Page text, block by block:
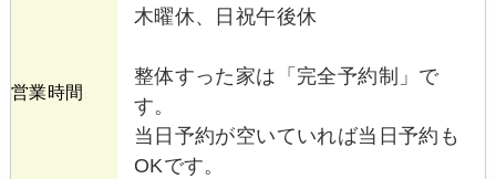
営業時間
木曜休、日祝午後休
整体すった家は「完全予約制」で
す。
当日予約が空いていれば当日予約も
OKです。